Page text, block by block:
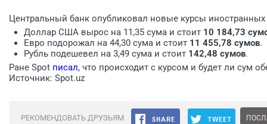
Центральный банк опубликовал новые курсы
Доллар США вырос на 11,35 сума и стоит 10 184,73
Евро подорожал на 44,30 сума и стоит 11 455,78 сумов.
Рубль подешевел на 3,49 сума и стоит 142,48 сумов.
Ране Spot писал, что происходит с курсом и будет ли сум
Источник: Spot.uz
РЕКОМЕНДОВАТЬ ДРУЗЬЯМ